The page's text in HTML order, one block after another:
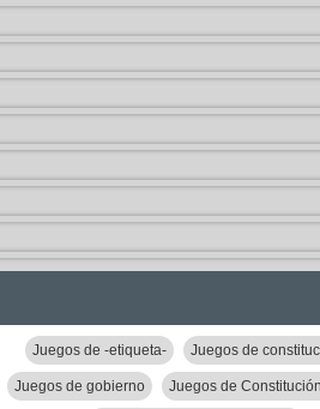
Juegos de -etiqueta- Juegos de
Juegos de gobierno Juegos de